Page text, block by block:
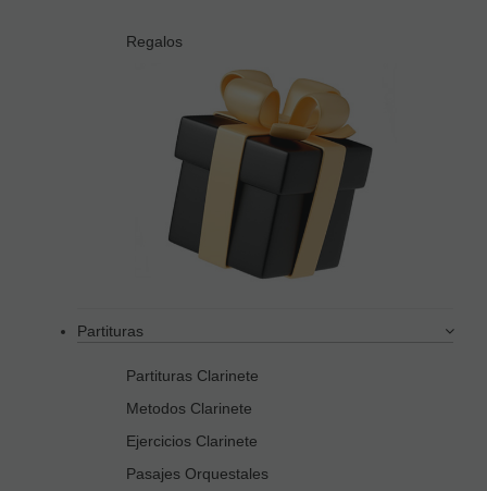
Regalos
Partituras
Partituras Clarinete
Metodos Clarinete
Ejercicios Clarinete
Pasajes Orquestales